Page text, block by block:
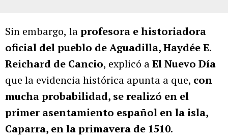
Sin embargo, laprofesora e historiadora
oficial del pueblo de Aguadilla, Haydée E.
Reichard de Cancio, explicó aEl Nuevo Día
que la evidencia histórica apunta a que, con
mucha probabilidad, se realizó en el
primer asentamiento español en la isla,
Caparra, en la primavera de 1510.